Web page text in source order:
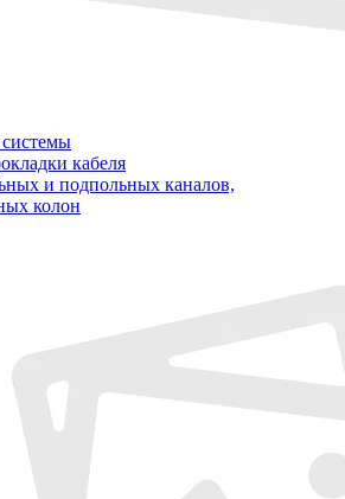
кабеля
и подпольных каналов,
колон